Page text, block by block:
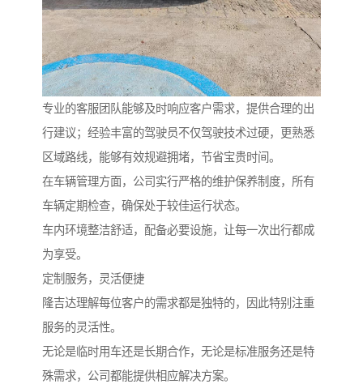
专业的客服团队能够及时响应客户需求，提供合理的出
行建议；经验丰富的驾驶员不仅驾驶技术过硬，更熟悉
区域路线，能够有效规避拥堵，节省宝贵时间。
在车辆管理方面，公司实行严格的维护保养制度，所有
车辆定期检查，确保处于较佳运行状态。
车内环境整洁舒适，配备必要设施，让每一次出行都成
为享受。
定制服务，灵活便捷
隆吉达理解每位客户的需求都是独特的，因此特别注重
服务的灵活性。
无论是临时用车还是长期合作，无论是标准服务还是特
殊需求，公司都能提供相应解决方案。